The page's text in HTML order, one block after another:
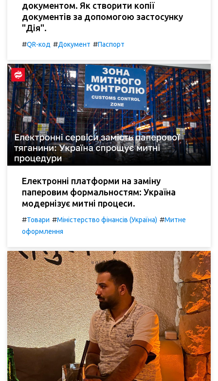
документом. Як створити копії
документів за допомогою застосунку
"Дія".
#QR-код #Документ #Паспорт
Електронні платформи на заміну
паперовим формальностям: Україна
модернізує митні процеси.
#Товари #Міністерство фінансів (Україна) #Митне
оформлення